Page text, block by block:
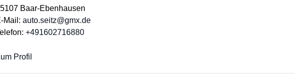
Baar-Ebenhausen
Mail: auto.seitz@gmx.de
+491602716880
Profil